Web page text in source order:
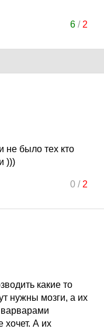
6/ 2
не было тех кто
)))
0/ 2
какие то
нужны мозги, а их
варварами
хочет. А их